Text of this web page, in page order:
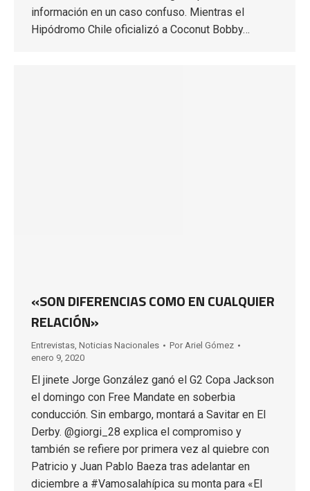
información en un caso confuso. Mientras el
Hipódromo Chile oficializó a Coconut Bobby…
«SON DIFERENCIAS COMO EN CUALQUIER
RELACIÓN»
Entrevistas Noticias Nacionales Por Ariel Gómez
enero 9, 2020
El jinete Jorge González ganó el G2 Copa Jackson
el domingo con Free Mandate en soberbia
conducción. Sin embargo, montará a Savitar en El
Derby. @giorgi_28 explica el compromiso y
también se refiere por primera vez al quiebre con
Patricio y Juan Pablo Baeza tras adelantar en
diciembre a #Vamosalahípica su monta para «El